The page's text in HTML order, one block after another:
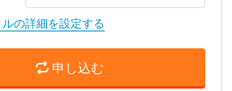
の詳細を設定する
申し込む